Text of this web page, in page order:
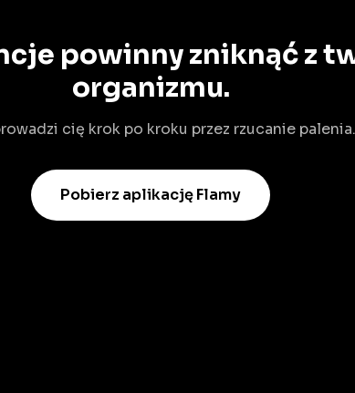
powinny zniknąć z
organizmu.
cię krok po kroku przez rzucanie palenia.
Pobierz aplikację Flamy